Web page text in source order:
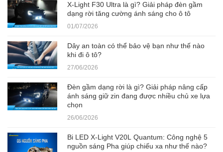
X-Light F30 Ultra là gì? Giải pháp đèn gầm
dạng rời tăng cường ánh sáng cho ô tô
01/07/2026
Dây an toàn có thể bảo vệ bạn như thế nào
khi đi ô tô?
27/06/2026
Đèn gầm dạng rời là gì? Giải pháp nâng cấp
ánh sáng giữ zin đang được nhiều chủ xe lựa
chọn
26/06/2026
Bi LED X-Light V20L Quantum: Công nghệ 5
nguồn sáng Pha giúp chiếu xa như thế nào?